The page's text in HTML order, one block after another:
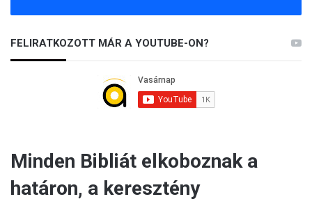
FELIRATKOZOTT MÁR A YOUTUBE-ON?